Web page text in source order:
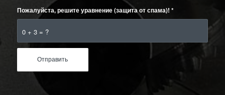
0 + 3 = ?
Пожалуйста, решите уравнение (защита от спама)! *